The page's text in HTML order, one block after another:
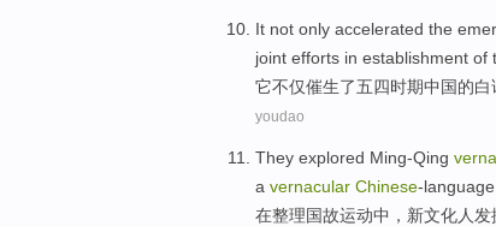
It not only accelerated the
joint efforts in establishment of
它不仅催生了五四时期中国的白
youdao
They explored Ming-Qing
a vernacular Chinese-
在整理国故运动中，新文化人发